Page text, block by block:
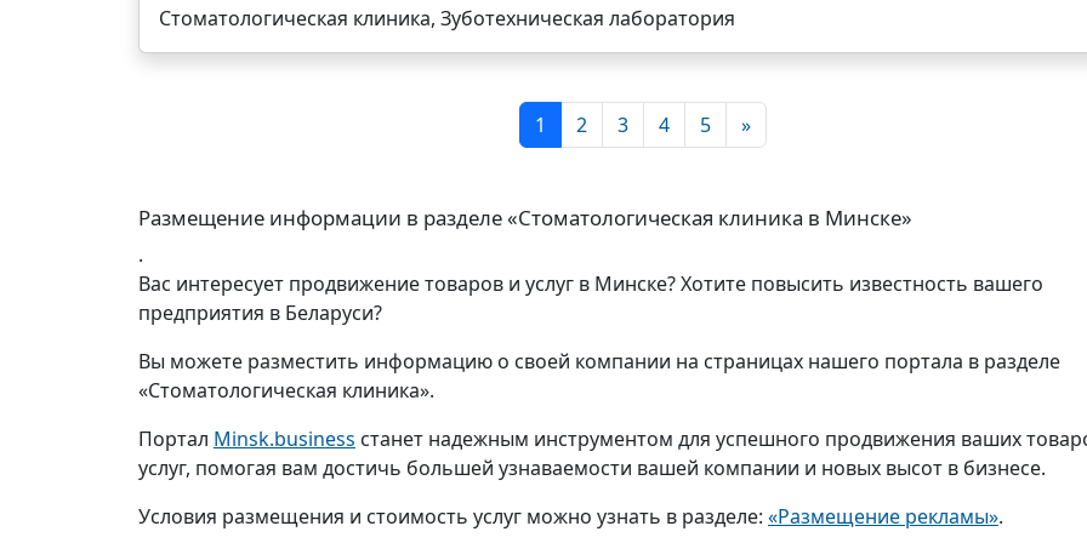
Стоматологическая клиника, Зуботехническая лаборатория
1 2 3 4 5 »
Размещение информации в разделе «Стоматологическая клиника в Минске»
.
Вас интересует продвижение товаров и услуг в Минске? Хотите повысить известность вашего
предприятия в Беларуси?
Вы можете разместить информацию о своей компании на страницах нашего портала в разделе
«Стоматологическая клиника».
Портал Minsk.business станет надежным инструментом для успешного продвижения ваших
услуг, помогая вам достичь большей узнаваемости вашей компании и новых высот в бизнесе.
Условия размещения и стоимость услуг можно узнать в разделе: «Размещение рекламы».